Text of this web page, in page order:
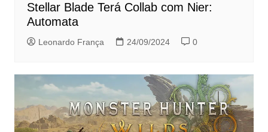
Stellar Blade Terá Collab com Nier:
Automata
Leonardo França 24/09/2024 0